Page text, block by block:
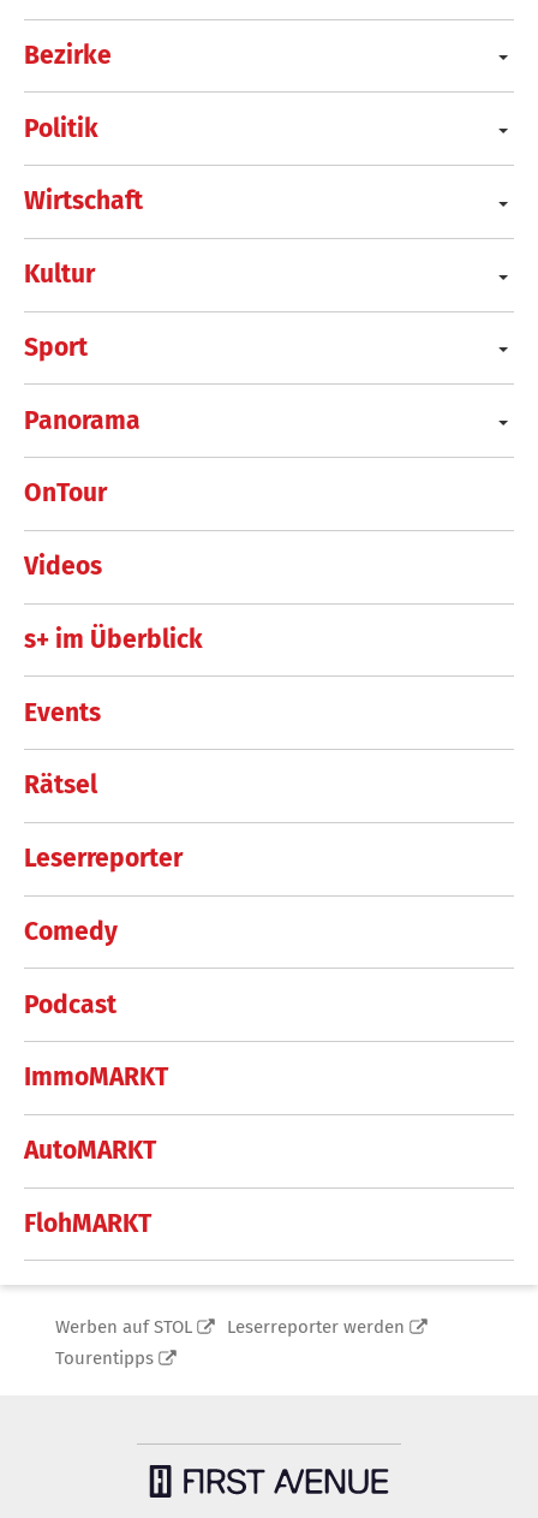
Bezirke
Politik
Wirtschaft
Kultur
Sport
Panorama
OnTour
Videos
s+ im Überblick
Events
Rätsel
Leserreporter
Comedy
Podcast
ImmoMARKT
AutoMARKT
FlohMARKT
Werben auf STOL
Leserreporter werden
Tourentipps